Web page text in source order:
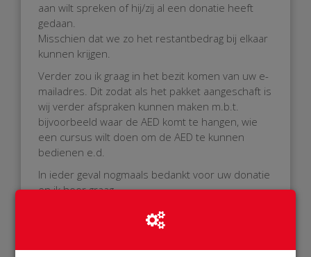
aan wilt spreken of hij/zij al een donatie heeft
gedaan.
Misschien dat we zo het restantbedrag bij elkaar
kunnen krijgen.
Verder zou ik graag in het bezit komen van uw e-
mailadres. Dit zodat als het pakket aangeschaft is
wij verder afspraken kunnen maken m.b.t.
bijvoorbeeld waar de AED komt te hangen, wie
een cursus wilt doen om de AED te kunnen
bedienen e.d.
In ieder geval nogmaals bedankt voor uw donatie
en ik hoor graag.